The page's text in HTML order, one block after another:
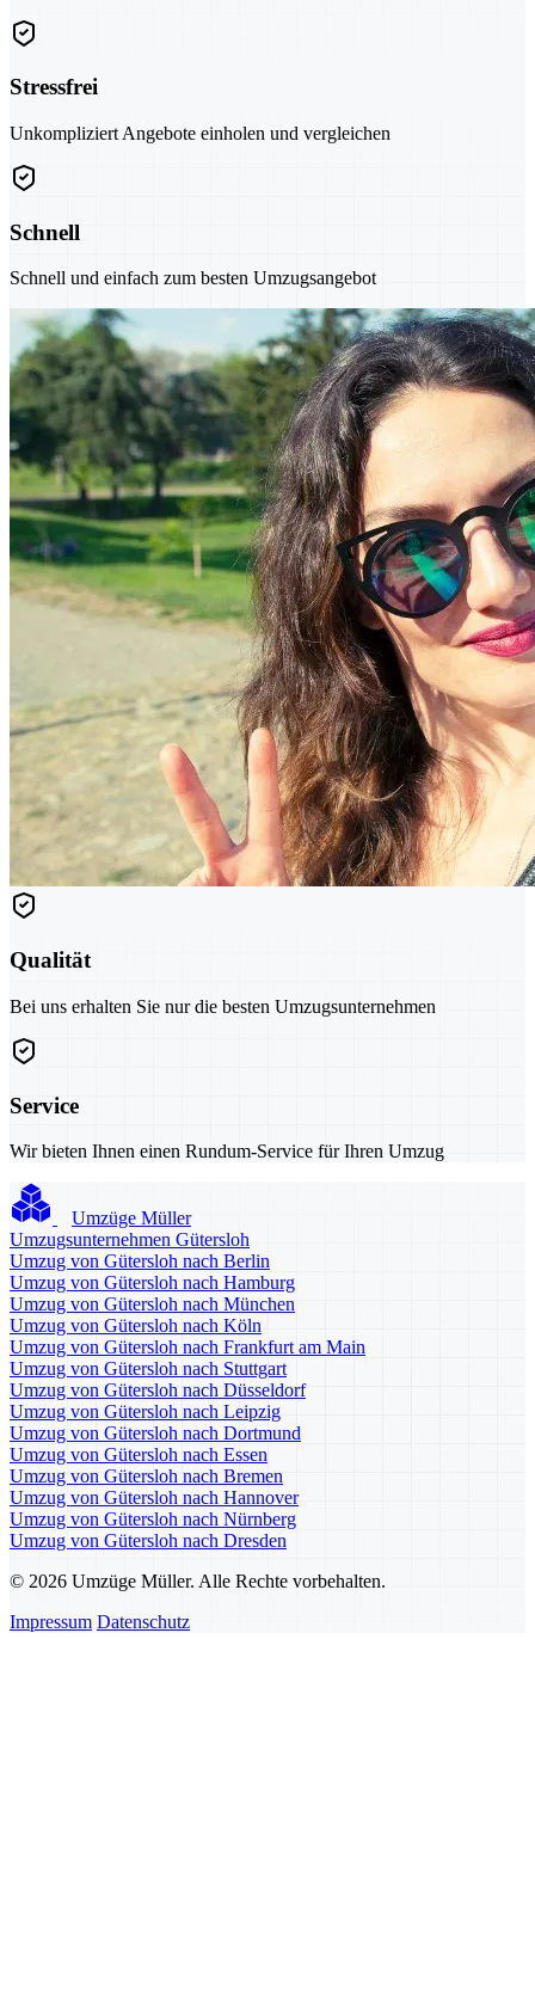
Stressfrei
Unkompliziert Angebote einholen und vergleichen
Schnell
Schnell und einfach zum besten Umzugsangebot
Qualität
Bei uns erhalten Sie nur die besten Umzugsunternehmen
Service
Wir bieten Ihnen einen Rundum-Service für Ihren Umzug
Umzüge Müller
Umzugsunternehmen Gütersloh
Umzug von Gütersloh nach Berlin
Umzug von Gütersloh nach Hamburg
Umzug von Gütersloh nach München
Umzug von Gütersloh nach Köln
Umzug von Gütersloh nach Frankfurt am Main
Umzug von Gütersloh nach Stuttgart
Umzug von Gütersloh nach Düsseldorf
Umzug von Gütersloh nach Leipzig
Umzug von Gütersloh nach Dortmund
Umzug von Gütersloh nach Essen
Umzug von Gütersloh nach Bremen
Umzug von Gütersloh nach Hannover
Umzug von Gütersloh nach Nürnberg
Umzug von Gütersloh nach Dresden
© 2026 Umzüge Müller. Alle Rechte vorbehalten.
Impressum Datenschutz